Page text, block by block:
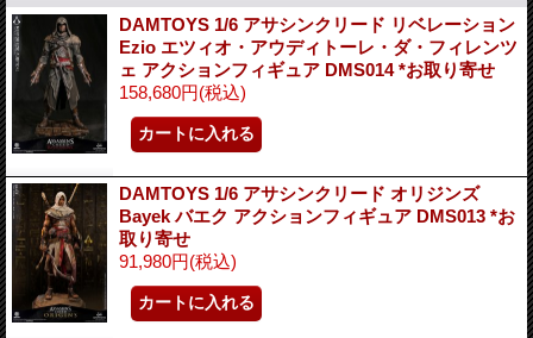
DAMTOYS 1/6 アサシンクリード リベレーション
Ezio エツィオ・アウディトーレ・ダ・フィレンツ
ェ アクションフィギュア DMS014 *お取り寄せ
158,680円(税込)
DAMTOYS 1/6 アサシンクリード オリジンズ
Bayek バエク アクションフィギュア DMS013 *お
取り寄せ
91,980円(税込)